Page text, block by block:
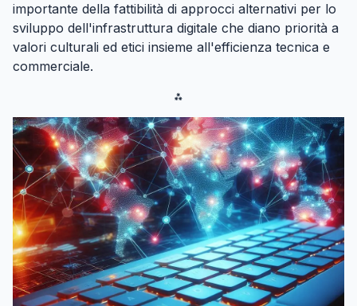
importante della fattibilità di approcci alternativi per lo
sviluppo dell'infrastruttura digitale che diano priorità a
valori culturali ed etici insieme all'efficienza tecnica e
commerciale.
⁂